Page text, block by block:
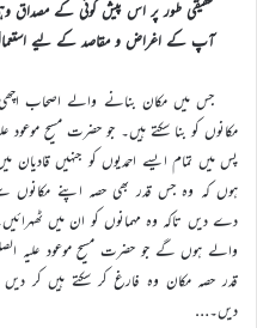
حقیقی طور پر اس پیش گوئی کے مصداق
آپ کے اغراض و مقاصد کے لیے
جس میں مکان بنانے والے اصحاب
مکانوں کو بنا سکتے ہیں۔ جو حضرت مسیح
پس میں تمام ایسے احمدیوں کو جنہیں
ہوں کہ وہ جس قدر بھی حصہ اپنے
دے دیں تاکہ وہ مہمانوں کو ان میں
والے ہوں گے جو حضرت مسیح موعود علیہ
قدر حصہ مکان وہ فارغ کر سکتے ہیں کر
دیں۔…